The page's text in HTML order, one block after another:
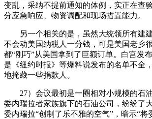
变乱，采纳不提前通知的体例，实正在查
分应急响应、物资调配和现场措置能力。
另一个相关的是，虽然大统领所有建建
不会动美国纳税人一分钱，可是美国老乡
都“刚巧”从美国拿到了巨额订单。白宫发
是《纽约时报》等爆料说发布的名单不全
地掩藏一些捐款人。
27）会议最初是一圈相对小规模的石
委内瑞拉者家族旗下的石油公司，纷纷了
委内瑞拉“创制了乐不雅的空气”，暗示“将